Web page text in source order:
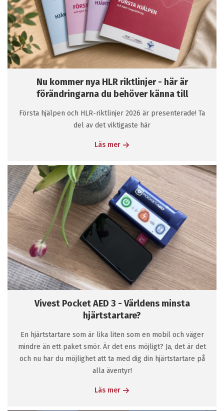
Nu kommer nya HLR riktlinjer - här är
förändringarna du behöver känna till
Första hjälpen och HLR-riktlinjer 2026 är presenterade! Ta
del av det viktigaste här
Läs mer
Vivest Pocket AED 3 - Världens minsta
hjärtstartare?
En hjärtstartare som är lika liten som en mobil och väger
mindre än ett paket smör. Är det ens möjligt? Ja, det är det
och nu har du möjlighet att ta med dig din hjärtstartare på
alla äventyr!
Läs mer